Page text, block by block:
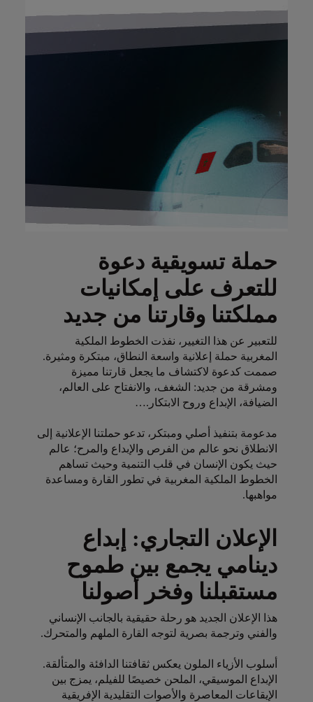
حملة تسويقية دعوة
للتعرف على إمكانيات
مملكتنا وقارتنا من جديد
للتعبير عن هذا التغيير، نفذت الخطوط الملكية
المغربية حملة إعلانية واسعة النطاق، مبتكرة ومثيرة.
صممت كدعوة لاكتشاف ما يجعل قارتنا مميزة
ومشرقة من جديد: الشغف، والانفتاح على العالم،
الضيافة، الإبداع وروح الابتكار.…
مدعومة بتنفيذ أصلي ومبتكر، تدعو حملتنا الإعلانية إلى
الانطلاق نحو عالم من الفرص والإبداع والمرح؛ عالم
حيث يكون الإنسان في قلب التنمية وحيث تساهم
الخطوط الملكية المغربية في تطور القارة ومساعدة
مواهبها.
الإعلان التجاري: إبداع
دينامي يجمع بين طموح
مستقبلنا وفخر أصولنا
هذا الإعلان الجديد هو رحلة حقيقية بالجانب الإنساني
والفني وترجمة بصرية لتوجه القارة الملهم والمتحرك.
أسلوب الأزياء الملون يعكس ثقافتنا الدافئة والمتألقة.
الإبداع الموسيقي، الملحن خصيصًا للفيلم، يمزج بين
الإيقاعات المعاصرة والأصوات التقليدية الإفريقية